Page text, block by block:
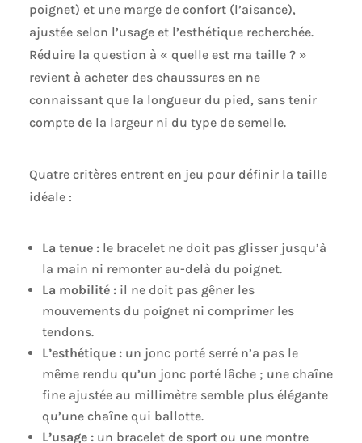
poignet) et une marge de confort (l’aisance),
ajustée selon l’usage et l’esthétique recherchée.
Réduire la question à « quelle est ma taille ? »
revient à acheter des chaussures en ne
connaissant que la longueur du pied, sans tenir
compte de la largeur ni du type de semelle.
Quatre critères entrent en jeu pour définir la taille
idéale :
La tenue :le bracelet ne doit pas glisser jusqu’à
la main ni remonter au-delà du poignet.
La mobilité :il ne doit pas gêner les
mouvements du poignet ni comprimer les
tendons.
L’esthétique :un jonc porté serré n’a pas le
même rendu qu’un jonc porté lâche ; une chaîne
fine ajustée au millimètre semble plus élégante
qu’une chaîne qui ballotte.
L’usage :un bracelet de sport ou une montre